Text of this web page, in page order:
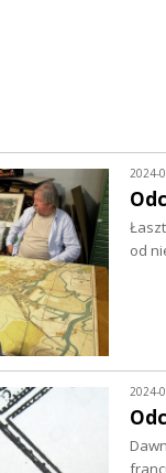
2024-
od
2024-